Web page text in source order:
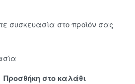
συσκευασία στο προϊόν σας
Προσθήκη στο καλάθι